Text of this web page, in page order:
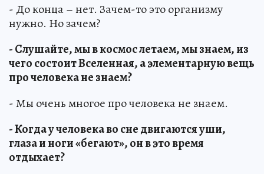
- До конца – нет. Зачем-то это организму
нужно. Но зачем?
- Слушайте, мы в космос летаем, мы знаем, из
чего состоит Вселенная, а элементарную вещь
про человека не знаем?
- Мы очень многое про человека не знаем.
- Когда у человека во сне двигаются уши,
глаза и ноги «бегают», он в это время
отдыхает?